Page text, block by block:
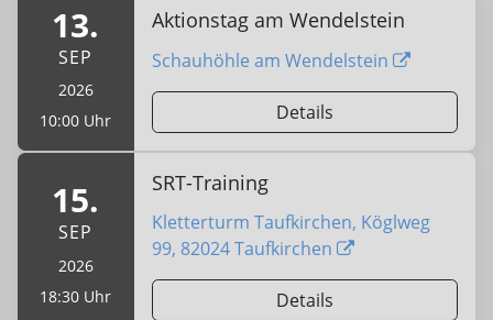
13.
SEP
2026
10:00 Uhr
Aktionstag am Wendelstein
Schauhöhle am Wendelstein
Details
15.
SEP
2026
18:30 Uhr
SRT-Training
Kletterturm Taufkirchen, Köglweg
99, 82024 Taufkirchen
Details